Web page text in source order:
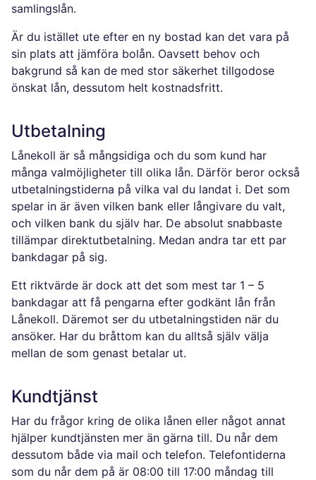
samlingslån.
Är du istället ute efter en ny bostad kan det vara på
sin plats att jämföra bolån. Oavsett behov och
bakgrund så kan de med stor säkerhet tillgodose
önskat lån, dessutom helt kostnadsfritt.
Utbetalning
Lånekoll är så mångsidiga och du som kund har
många valmöjligheter till olika lån. Därför beror också
utbetalningstiderna på vilka val du landat i. Det som
spelar in är även vilken bank eller långivare du valt,
och vilken bank du själv har. De absolut snabbaste
tillämpar direktutbetalning. Medan andra tar ett par
bankdagar på sig.
Ett riktvärde är dock att det som mest tar 1 – 5
bankdagar att få pengarna efter godkänt lån från
Lånekoll. Däremot ser du utbetalningstiden när du
ansöker. Har du bråttom kan du alltså själv välja
mellan de som genast betalar ut.
Kundtjänst
Har du frågor kring de olika lånen eller något annat
hjälper kundtjänsten mer än gärna till. Du når dem
dessutom både via mail och telefon. Telefontiderna
som du når dem på är 08:00 till 17:00 måndag till